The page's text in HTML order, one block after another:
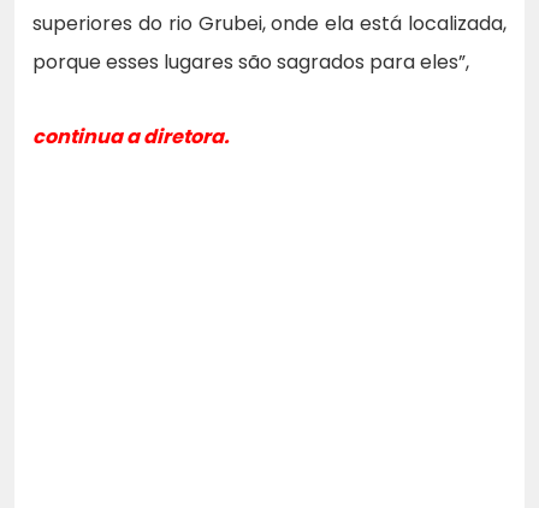
superiores do rio Grubei, onde ela está localizada,
porque esses lugares são sagrados para eles”,
continua a diretora.